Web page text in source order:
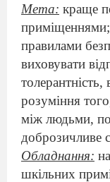
Мета: краще
приміщеннями;
правилами
виховувати
розуміння
між людьми,
доброзичливе
Обладнання:
шкільних